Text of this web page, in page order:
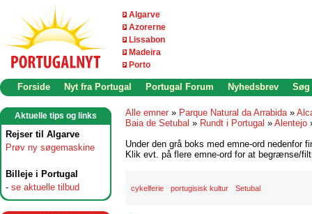
Algarve
Azorerne
Lissabon
Madeira
Porto
Forside Nyt fra Portugal Portugal Forum Nyhedsbrev Søg
Aktuelle tips og links
Rejser til Algarve
Prøv ny søgemaskine
Billeje i Portugal
- se aktuelle tilbud
Alle emner » Parque Natural da Arrabida»
Baia de Setubal » Rundt i Portugal » Alentejo
Under den grå boks med emne-ord nedenfor
Klik evt. på flere emne-ord for at begrænse/
cykelferie portugisisk kultur Setubal